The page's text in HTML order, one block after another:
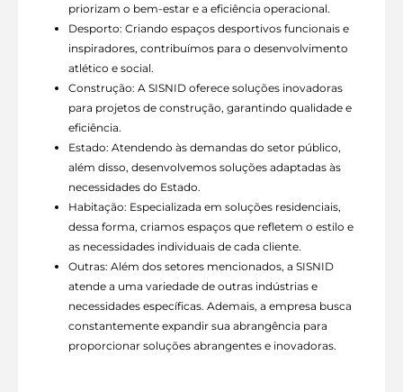
priorizam o bem-estar e a eficiência operacional.
Desporto: Criando espaços desportivos funcionais e
inspiradores, contribuímos para o desenvolvimento
atlético e social.
Construção: A SISNID oferece soluções inovadoras
para projetos de construção, garantindo qualidade e
eficiência.
Estado: Atendendo às demandas do setor público,
além disso, desenvolvemos soluções adaptadas às
necessidades do Estado.
Habitação: Especializada em soluções residenciais,
dessa forma, criamos espaços que refletem o estilo e
as necessidades individuais de cada cliente.
Outras: Além dos setores mencionados, a SISNID
atende a uma variedade de outras indústrias e
necessidades específicas. Ademais, a empresa busca
constantemente expandir sua abrangência para
proporcionar soluções abrangentes e inovadoras.